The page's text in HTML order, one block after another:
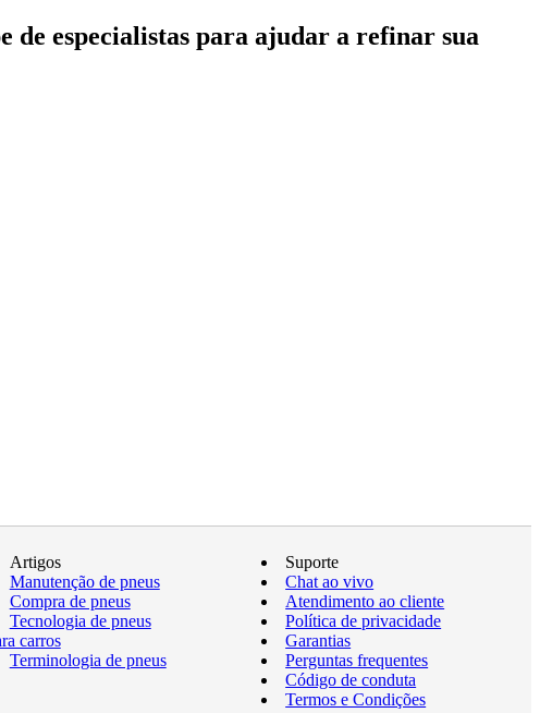
de especialistas para ajudar a refinar sua
Artigos
Manutenção de pneus
Compra de pneus
Tecnologia de pneus
carros
Terminologia de pneus
Suporte
Chat ao vivo
Atendimento ao cliente
Política de privacidade
Garantias
Perguntas frequentes
Código de conduta
Termos e Condições